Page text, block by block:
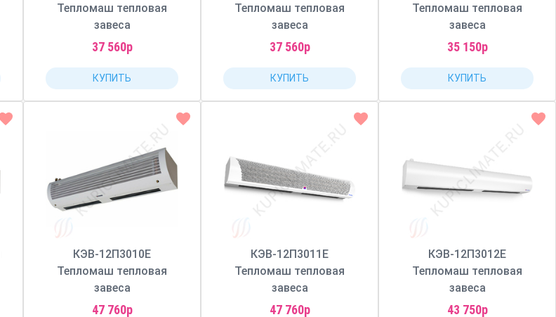
Тепломаш тепловая
завеса
37 560р
КУПИТЬ
Тепломаш тепловая
завеса
37 560р
КУПИТЬ
Тепломаш тепловая
завеса
35 150р
КУПИТЬ
КЭВ-12П3010Е
Тепломаш тепловая
завеса
47 760р
КЭВ-12П3011Е
Тепломаш тепловая
завеса
47 760р
КЭВ-12П3012Е
Тепломаш тепловая
завеса
43 750р